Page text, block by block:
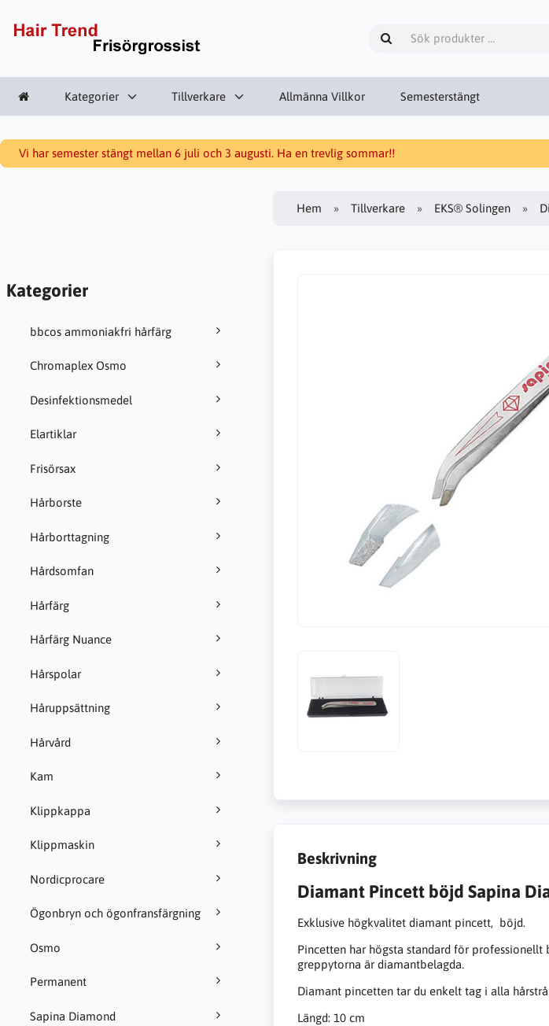
Kategorier Tillverkare Allmänna Villkor Semesterstängt
Vi har semester stängt mellan 6 juli och 3 augusti. Ha en trevlig sommar!!
Kategorier
bbcos ammoniakfri hårfärg
Chromaplex Osmo
Desinfektionsmedel
Elartiklar
Frisörsax
Hårborste
Hårborttagning
Hårdsomfan
Hårfärg
Hårfärg Nuance
Hårspolar
Håruppsättning
Hårvård
Kam
Klippkappa
Klippmaskin
Nordicprocare
Ögonbryn och ögonfransfärgning
Osmo
Permanent
Sapina Diamond
Hem Tillverkare EKS® Solingen
Beskrivning
Diamant Pincett böjd Sapina
Exklusive högkvalitet diamant pincett, böjd.
Pincetten har högsta standard för
greppytorna är diamantbelagda.
Diamant pincetten tar du enkelt tag i alla
Längd: 10 cm